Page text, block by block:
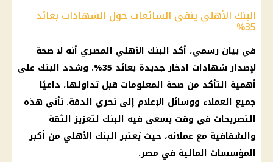
البنك الأهلي ينفي الشائعات حول الشهادات بعائد
35%
في بيان رسمي، أكد البنك الأهلي المصري أنه لا صحة
لإصدار شهادات ادخار جديدة بعائد 35%. وشدد البنك على
أهمية التأكد من صحة المعلومات قبل تداولها، داعيًا
جميع العملاء ووسائل الإعلام إلى تحري الدقة. تأتي هذه
التصريحات في وقت يسعى فيه البنك لتعزيز الثقة
والشفافية مع عملائه، حيث يُعتبر البنك الأهلي من أكبر
المؤسسات المالية في مصر.